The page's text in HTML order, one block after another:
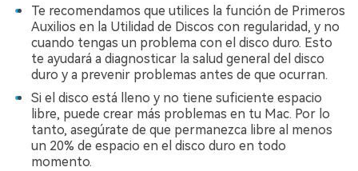
Te recomendamos que utilices la función de Primeros
Auxilios en la Utilidad de Discos con regularidad, y no
cuando tengas un problema con el disco duro.󠀲󠀡󠀩󠀣󠀡󠀣󠀠󠀧󠀣󠀳󠀰 Esto
te ayudará a diagnosticar la salud general del disco
duro y a prevenir problemas antes de que ocurran.󠀲󠀡󠀩󠀣󠀡󠀣󠀠󠀧󠀤󠀳
Si el disco está lleno y no tiene suficiente espacio
libre, puede crear más problemas en tu Mac.󠀲󠀡󠀩󠀣󠀡󠀣󠀠󠀧󠀥󠀳󠀰 Por lo
tanto, asegúrate de que permanezca libre al menos
un 20% de espacio en el disco duro en todo
momento.󠀲󠀡󠀩󠀣󠀡󠀣󠀠󠀧󠀦󠀳